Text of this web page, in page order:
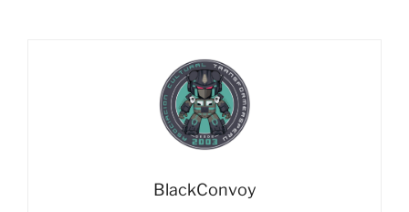
Defense
Mini-
¿Vale
BlackConvoy